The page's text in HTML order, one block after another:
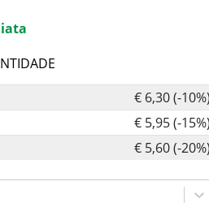
€ 6,30 (-
€ 5,95 (-
€ 5,60 (-